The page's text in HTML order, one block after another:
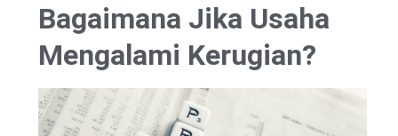
Bagaimana Jika Usaha
Mengalami Kerugian?